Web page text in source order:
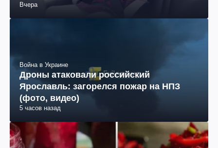
Вчера
Война в Украине
Дроны атаковали российский
Ярославль: загорелся пожар на НПЗ
(фото, видео)
5 часов назад